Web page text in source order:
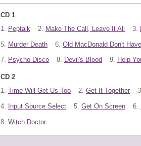
CD 1
1. Peptalk 2. Make The Call, Leave It All 3.
5. Murder Death 6. Old MacDonald Don't
7. Psycho Disco 8. Devil's Blood 9. Help
CD 2
1. Time Will Get Us Too 2. Get It Together
4. Input Source Select 5. Get On Screen 6.
8. Witch Doctor